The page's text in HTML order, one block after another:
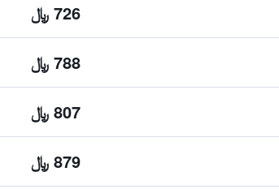
726 ﷼
788 ﷼
807 ﷼
879 ﷼